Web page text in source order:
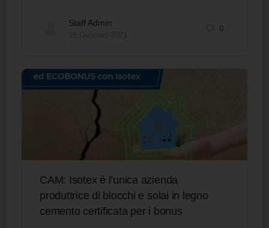
Staff Admin
0
CAM: Isotex è l’unica azienda
produttrice di blocchi e solai in legno
cemento certificata per i bonus